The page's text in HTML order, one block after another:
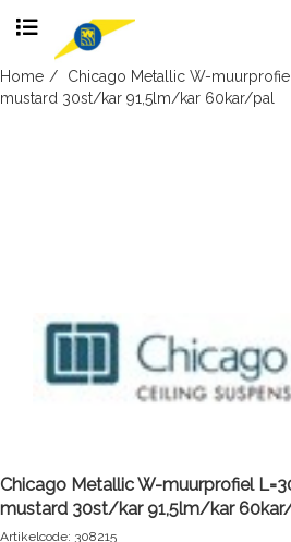
Skip
to
Home
Chicago Metallic W-muurprofiel
mustard 30st/kar 91,5lm/kar 60kar/pal
Chicago Metallic W-muurprofiel
mustard 30st/kar 91,5lm/kar
Artikelcode: 308215